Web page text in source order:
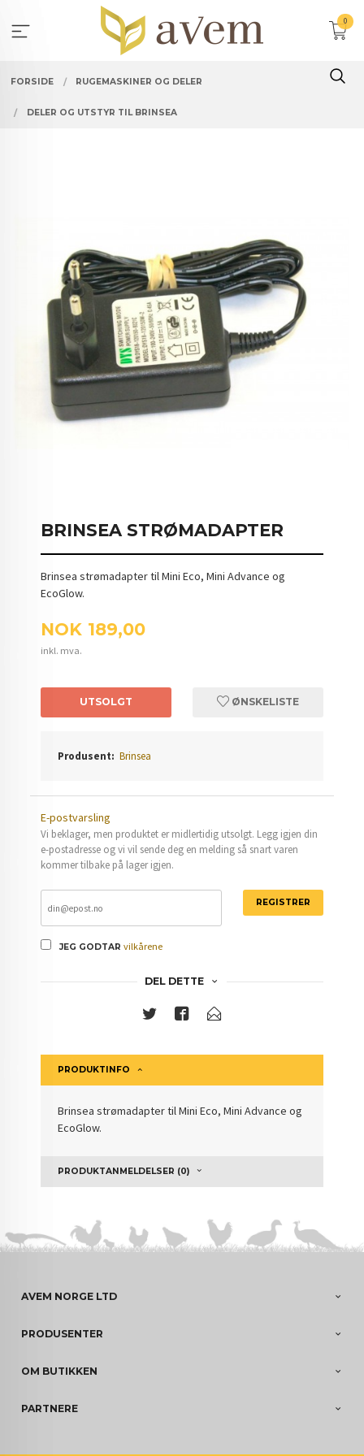
innholdet
0
FORSIDE RUGEMASKINER OG DELER
DELER OG UTSTYR TIL BRINSEA
BRINSEA STRØMADAPTER
Brinsea strømadapter til Mini Eco, Mini Advance og
EcoGlow.
Pris
NOK 189,00
inkl. mva.
UTSOLGT ØNSKELISTE
Produsent: Brinsea
E-postvarsling
Vi beklager, men produktet er midlertidig utsolgt. Legg igjen din
e-postadresse og vi vil sende deg en melding så snart varen
kommer tilbake på lager igjen.
JEG GODTAR vilkårene
REGISTRER
DEL DETTE
PRODUKTINFO
Brinsea strømadapter til Mini Eco, Mini Advance og
EcoGlow.
PRODUKTANMELDELSER (0)
AVEM NORGE LTD
PRODUSENTER
OM BUTIKKEN
PARTNERE